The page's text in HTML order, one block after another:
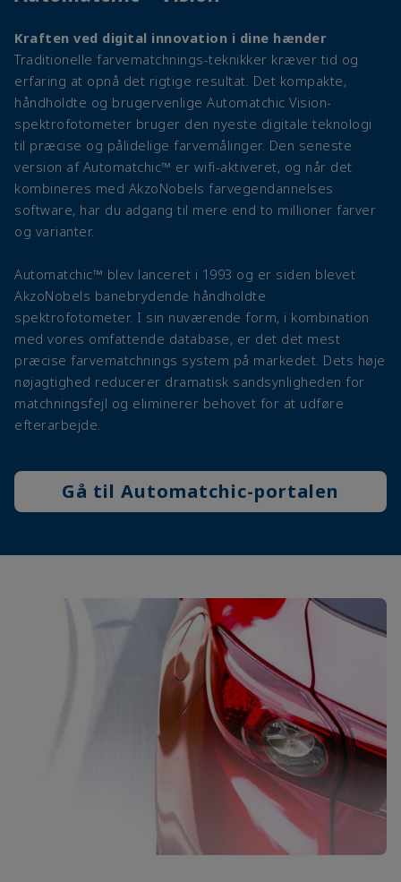
Kraften ved digital innovation i dine hænder
Traditionelle farvematchnings-teknikker kræver tid og
erfaring at opnå det rigtige resultat. Det kompakte,
håndholdte og brugervenlige Automatchic Vision-
spektrofotometer bruger den nyeste digitale teknologi
til præcise og pålidelige farvemålinger. Den seneste
version af Automatchic™ er wifi-aktiveret, og når det
kombineres med AkzoNobels farvegendannelses
software, har du adgang til mere end to millioner farver
og varianter.
Automatchic™ blev lanceret i 1993 og er siden blevet
AkzoNobels banebrydende håndholdte
spektrofotometer. I sin nuværende form, i kombination
med vores omfattende database, er det det mest
præcise farvematchnings system på markedet. Dets høje
nøjagtighed reducerer dramatisk sandsynligheden for
matchningsfejl og eliminerer behovet for at udføre
efterarbejde.
Gå til Automatchic-portalen